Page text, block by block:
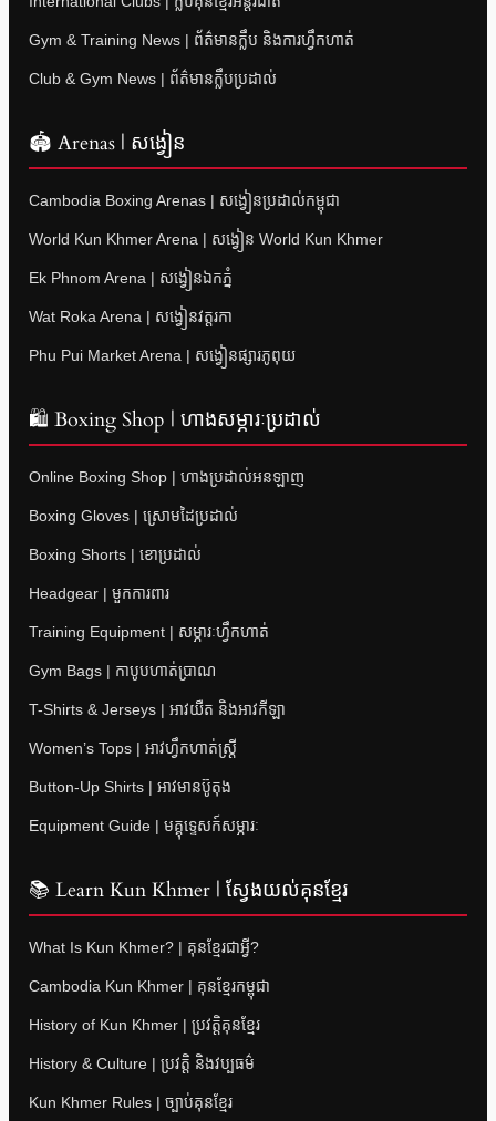
Gym & Training News | ព័ត៌មានក្លឹប និងការហ្វឹកហាត់
Club & Gym News | ព័ត៌មានក្លឹបប្រដាល់
🏟 Arenas | សង្វៀន
Cambodia Boxing Arenas | សង្វៀនប្រដាល់កម្ពុជា
World Kun Khmer Arena | សង្វៀន World Kun Khmer
Ek Phnom Arena | សង្វៀនឯកភ្នំ
Wat Roka Arena | សង្វៀនវត្តរកា
Phu Pui Market Arena | សង្វៀនផ្សារភូពុយ
🛍 Boxing Shop | ហាងសម្ភារៈប្រដាល់
Online Boxing Shop | ហាងប្រដាល់អនឡាញ
Boxing Gloves | ស្រោមដៃប្រដាល់
Boxing Shorts | ខោប្រដាល់
Headgear | មួកការពារ
Training Equipment | សម្ភារៈហ្វឹកហាត់
Gym Bags | កាបូបហាត់ប្រាណ
T-Shirts & Jerseys | អាវយឺត និងអាវកីឡា
Women’s Tops | អាវហ្វឹកហាត់ស្ត្រី
Button-Up Shirts | អាវមានប៊ូតុង
Equipment Guide | មគ្គុទ្ទេសក៍សម្ភារៈ
📚 Learn Kun Khmer | ស្វែងយល់គុនខ្មែរ
What Is Kun Khmer? | គុនខ្មែរជាអ្វី?
Cambodia Kun Khmer | គុនខ្មែរកម្ពុជា
History of Kun Khmer | ប្រវត្តិគុនខ្មែរ
History & Culture | ប្រវត្តិ និងវប្បធម៌
Kun Khmer Rules | ច្បាប់គុនខ្មែរ